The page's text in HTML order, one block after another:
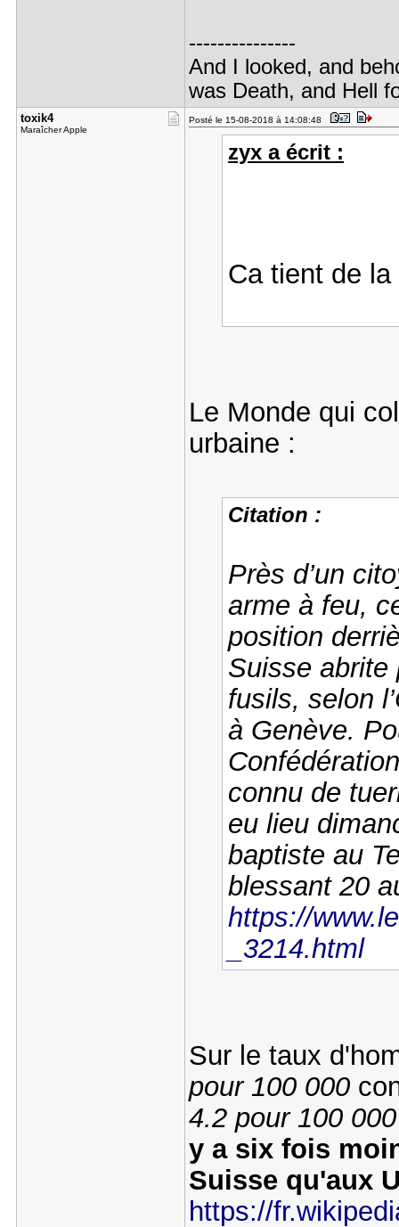
---------------
And I looked, and
was Death, and Hell
toxik4
Maraîcher Apple
Posté le 15-08-2018 à 14:08:48
zyx a écrit :
Ca tient de
Le Monde qui
urbaine :
Citation :
Près d’un
arme à feu,
position
Suisse abrite
fusils, selon
à Genève.
connu de
eu lieu
baptiste au
blessant 20
https://
_3214.html
Sur le taux
pour 100 000
4.2 pour 100 000
y a six fois
Suisse qu'aux
https://